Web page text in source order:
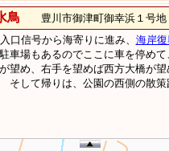
鳥 豊川市御津町御幸浜１号地
口信号から海寄りに進み、 海岸
車場もあるのでここに車を停め
望め、右手を望めば西方大橋が
して帰りは、公園の西側の散